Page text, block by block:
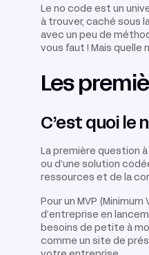
Le no code est un
à trouver, caché sous
avec un peu de
vous faut ! Mais quelle
Les
C’est quoi le
La première question
ou d’une solution
ressources et de la
Pour un MVP
d’entreprise en
besoins de petite à
comme un site de